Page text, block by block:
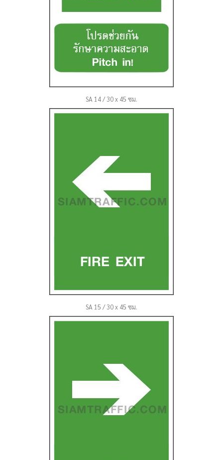
SA 14 / 30 x 45 ซม.
SA 15 / 30 x 45 ซม.